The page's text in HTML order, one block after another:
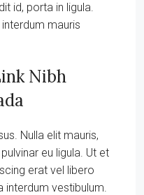
id, porta in ligula.
mauris
Nibh
Nulla elit mauris,
eu ligula. Ut et
erat vel libero
interdum vestibulum.